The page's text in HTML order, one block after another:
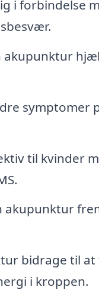
i forbindelse
akupunktur
symptomer
til kvinder
akupunktur
bidrage til
i kroppen.